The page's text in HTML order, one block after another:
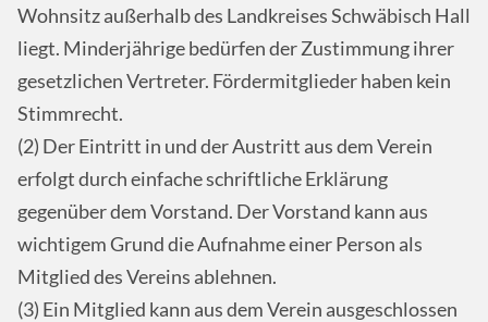
Wohnsitz außerhalb des Landkreises Schwäbisch Hall
liegt. Minderjährige bedürfen der Zustimmung ihrer
gesetzlichen Vertreter. Fördermitglieder haben kein
Stimmrecht.
(2) Der Eintritt in und der Austritt aus dem Verein
erfolgt durch einfache schriftliche Erklärung
gegenüber dem Vorstand. Der Vorstand kann aus
wichtigem Grund die Aufnahme einer Person als
Mitglied des Vereins ablehnen.
(3) Ein Mitglied kann aus dem Verein ausgeschlossen